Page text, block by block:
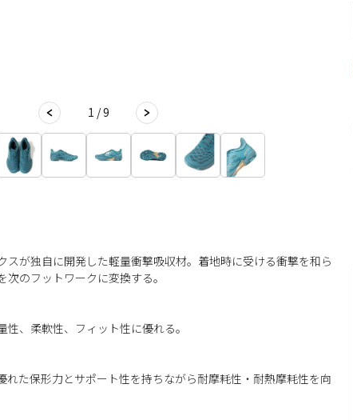
1 / 9
スが独自に開発した軽量衝撃吸収材。着地時に受ける衝撃を和ら
のフットワークに変換する。
、柔軟性、フィット性に優れる。
れた保形力とサポート性を持ちながら耐摩耗性・耐熱摩耗性を向